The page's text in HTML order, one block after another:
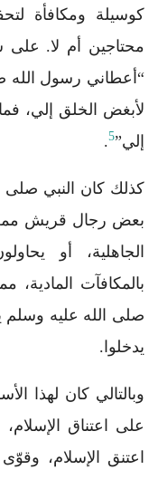
كوسيلة ومكافأة
محتاجين أم لا. على
“أعطاني رسول الله
لأبغض الخلق إلي،
إلي”5
.
كذلك كان النبي
بعض رجال قريش ممن
الجاهلية، أو
بالمكافآت
صلى الله عليه وسلم
يدخلوا.
وبالتالي كان لهذا
على اعتناق
اعتنق الإسلام،